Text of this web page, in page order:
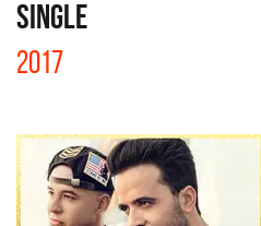
SINGLE
2017